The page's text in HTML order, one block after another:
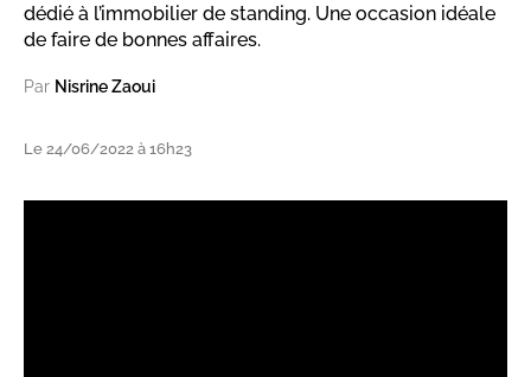
dédié à l’immobilier de standing. Une occasion idéale
de faire de bonnes affaires.
Par Nisrine Zaoui
Le 24/06/2022 à 16h23